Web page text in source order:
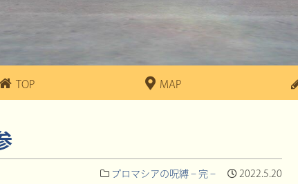
TOP MAP
プロマシアの呪縛 – 完 – 2022.5.20